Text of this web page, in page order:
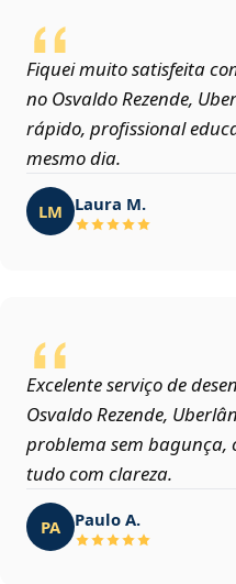
Fiquei muito satisfeita
no Osvaldo Rezende,
rápido, profissional
mesmo dia.
LM Laura M.
Excelente serviço de
Osvaldo Rezende,
problema sem bagunça,
tudo com clareza.
PA Paulo A.